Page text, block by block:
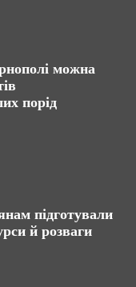
можна
порід
підготували
й розваги